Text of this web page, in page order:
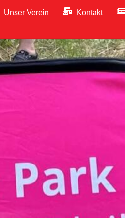
Unser Verein Kontakt